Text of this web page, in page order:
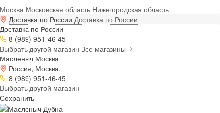
Москва Московская область Нижегородская область
Доставка по России Доставка по России
Доставка по России
8 (989) 951-46-45
Выбрать другой магазин Все магазины
Масленыч Москва
Россия, Москва,
8 (989) 951-46-45
Выбрать другой магазин
Сохранить